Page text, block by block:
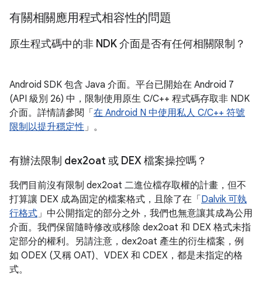
有關相關應用程式相容性的問題
原生程式碼中的非 NDK 介面是否有任何相關限制？
Android SDK 包含 Java 介面。平台已開始在 Android 7
(API 級別 26) 中，限制使用原生 C/C++ 程式碼存取非 NDK
介面。詳情請參閱「 在 Android N 中使用私人 C/C++ 符號
限制以提升穩定性」。
有辦法限制 dex2oat 或 DEX 檔案操控嗎？
我們目前沒有限制 dex2oat 二進位檔存取權的計畫，但不
打算讓 DEX 成為固定的檔案格式，且除了在「 Dalvik 可執
行格式」中公開指定的部分之外，我們也無意讓其成為公用
介面。我們保留隨時修改或移除 dex2oat 和 DEX 格式未指
定部分的權利。另請注意，dex2oat 產生的衍生檔案，例
如 ODEX (又稱 OAT)、VDEX 和 CDEX，都是未指定的格
式。